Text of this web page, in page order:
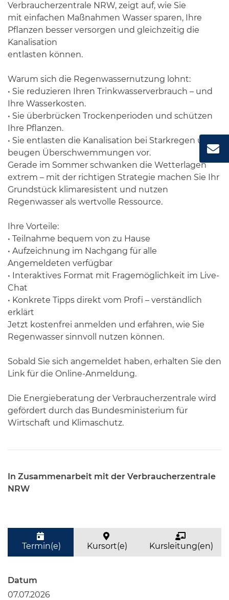
Verbraucherzentrale NRW, zeigt auf, wie Sie
mit einfachen Maßnahmen Wasser sparen, Ihre
Pflanzen besser versorgen und gleichzeitig die
Kanalisation
entlasten können.
Warum sich die Regenwassernutzung lohnt:
• Sie reduzieren Ihren Trinkwasserverbrauch – und
Ihre Wasserkosten.
• Sie überbrücken Trockenperioden und schützen
Ihre Pflanzen.
• Sie entlasten die Kanalisation bei Starkregen und
beugen Überschwemmungen vor.
Gerade im Sommer schwanken die Wetterlagen
extrem – mit der richtigen Strategie machen Sie Ihr
Grundstück klimaresistent und nutzen
Regenwasser als wertvolle Ressource.
Ihre Vorteile:
• Teilnahme bequem von zu Hause
• Aufzeichnung im Nachgang für alle
Angemeldeten verfügbar
• Interaktives Format mit Fragemöglichkeit im Live-
Chat
• Konkrete Tipps direkt vom Profi – verständlich
erklärt
Jetzt kostenfrei anmelden und erfahren, wie Sie
Regenwasser sinnvoll nutzen können.
Sobald Sie sich angemeldet haben, erhalten Sie den
Link für die Online-Anmeldung.
Die Energieberatung der Verbraucherzentrale wird
gefördert durch das Bundesministerium für
Wirtschaft und Klimaschutz.
In Zusammenarbeit mit der Verbraucherzentrale
NRW
Termin(e) Kursort(e) Kursleitung(en)
Datum
07.07.2026